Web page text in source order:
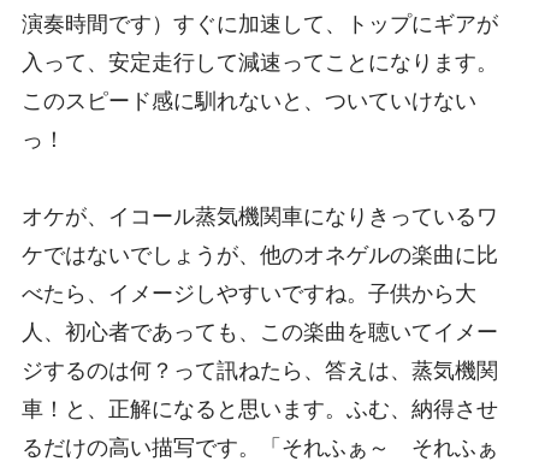
演奏時間です）すぐに加速して、トップにギアが
入って、安定走行して減速ってことになります。
このスピード感に馴れないと、ついていけない
っ！
オケが、イコール蒸気機関車になりきっているワ
ケではないでしょうが、他のオネゲルの楽曲に比
べたら、イメージしやすいですね。子供から大
人、初心者であっても、この楽曲を聴いてイメー
ジするのは何？って訊ねたら、答えは、蒸気機関
車！と、正解になると思います。ふむ、納得させ
るだけの高い描写です。「それふぁ～ それふぁ